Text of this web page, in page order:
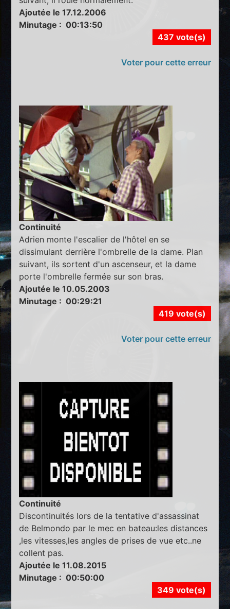
Ajoutée le 17.12.2006
Minutage : 00:13:50
437 vote(s)
Voter pour cette erreur
Continuité
Adrien monte l'escalier de l'hôtel en se
dissimulant derrière l'ombrelle de la dame. Plan
suivant, ils sortent d'un ascenseur, et la dame
porte l'ombrelle fermée sur son bras.
Ajoutée le 10.05.2003
Minutage : 00:29:21
419 vote(s)
Voter pour cette erreur
Continuité
Discontinuités lors de la tentative d'assassinat
de Belmondo par le mec en bateau:les distances
,les vitesses,les angles de prises de vue etc..ne
collent pas.
Ajoutée le 11.08.2015
Minutage : 00:50:00
349 vote(s)